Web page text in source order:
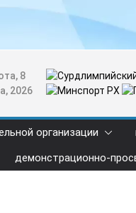
8
2026
организации
демонстрационно-